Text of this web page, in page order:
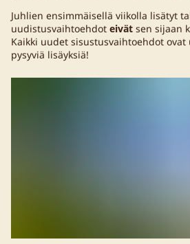
Juhlien ensimmäisellä viikolla lisätyt
uudistusvaihtoehdot eivät sen sijaan
Kaikki uudet sisustusvaihtoehdot
pysyviä lisäyksiä!